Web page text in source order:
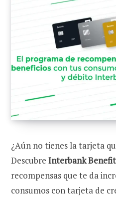
¿Aún no tienes la tarjeta
Descubre Interbank Benefit
recompensas que te da
consumos con tarjeta de